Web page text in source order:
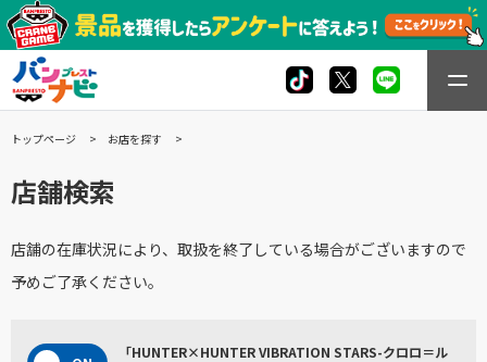
トップページ お店を探す
店舗検索
店舗の在庫状況により、取扱を終了している場合がございますので
予めご了承ください。
「HUNTER×HUNTER VIBRATION STARS-クロロ＝ル